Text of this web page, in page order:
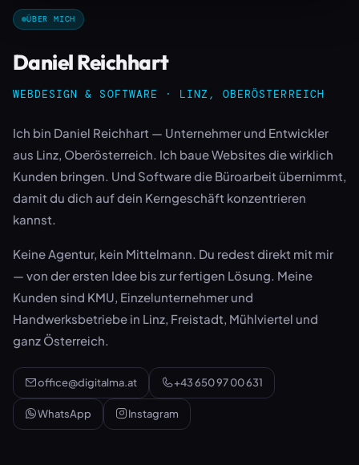
ÜBER MICH
Daniel Reichhart
WEBDESIGN & SOFTWARE · LINZ, OBERÖSTERREICH
Ich bin Daniel Reichhart — Unternehmer und Entwickler
aus Linz, Oberösterreich. Ich baue Websites die wirklich
Kunden bringen. Und Software die Büroarbeit übernimmt,
damit du dich auf dein Kerngeschäft konzentrieren
kannst.
Keine Agentur, kein Mittelmann. Du redest direkt mit mir
— von der ersten Idee bis zur fertigen Lösung. Meine
Kunden sind KMU, Einzelunternehmer und
Handwerksbetriebe in Linz, Freistadt, Mühlviertel und
ganz Österreich.
office@digitalma.at +43 650 97 00 631
WhatsApp Instagram